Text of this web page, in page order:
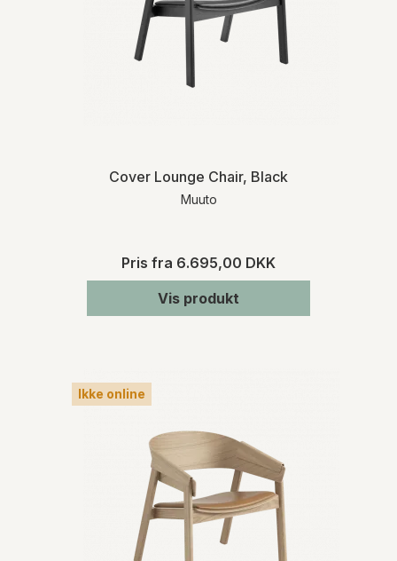
Cover Lounge Chair, Black
Muuto
Pris fra 6.695,00 DKK
Vis produkt
Ikke online